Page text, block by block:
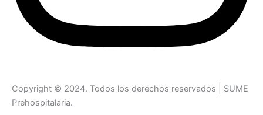
Copyright © 2024. Todos los derechos reservados | SUME
Prehospitalaria.